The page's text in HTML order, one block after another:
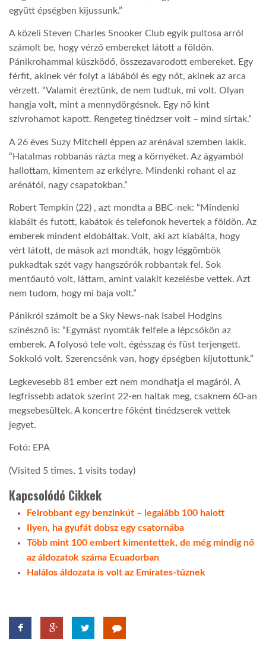
együtt épségben kijussunk.”
A közeli Steven Charles Snooker Club egyik pultosa arról
számolt be, hogy vérző embereket látott a földön.
Pánikrohammal küszködő, összezavarodott embereket. Egy
férfit, akinek vér folyt a lábából és egy nőt, akinek az arca
vérzett. “Valamit éreztünk, de nem tudtuk, mi volt. Olyan
hangja volt, mint a mennydörgésnek. Egy nő kint
szívrohamot kapott. Rengeteg tinédzser volt – mind sírtak.”
A 26 éves Suzy Mitchell éppen az arénával szemben lakik.
“Hatalmas robbanás rázta meg a környéket. Az ágyamból
hallottam, kimentem az erkélyre. Mindenki rohant el az
arénától, nagy csapatokban.”
Robert Tempkin (22) , azt mondta a BBC-nek: “Mindenki
kiabált és futott, kabátok és telefonok hevertek a földön. Az
emberek mindent eldobáltak. Volt, aki azt kiabálta, hogy
vért látott, de mások azt mondták, hogy léggömbök
pukkadtak szét vagy hangszórók robbantak fel. Sok
mentőautó volt, láttam, amint valakit kezelésbe vettek. Azt
nem tudom, hogy mi baja volt.”
Pánikról számolt be a Sky News-nak Isabel Hodgins
színésznő is: “Egymást nyomták felfele a lépcsőkön az
emberek. A folyosó tele volt, égésszag és füst terjengett.
Sokkoló volt. Szerencsénk van, hogy épségben kijutottunk.”
Legkevesebb 81 ember ezt nem mondhatja el magáról. A
legfrissebb adatok szerint 22-en haltak meg, csaknem 60-an
megsebesültek. A koncertre főként tinédzserek vettek
jegyet.
Fotó: EPA
(Visited 5 times, 1 visits today)
Kapcsolódó Cikkek
Felrobbant egy benzinkút – legalább 100 halott
Ilyen, ha gyufát dobsz egy csatornába
Több mint 100 embert kimentettek, de még mindig nő
az áldozatok száma Ecuadorban
Halálos áldozata is volt az Emirates-tűznek